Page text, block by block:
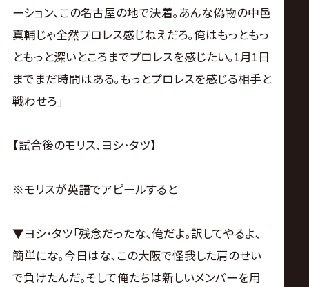
ーション､この名古屋の地で決着｡あんな偽物の中邑
真輔じゃ全然プロレス感じねえだろ｡俺はもっともっ
ともっと深いところまでプロレスを感じたい｡1月1日
までまだ時間はある｡もっとプロレスを感じる相手と
戦わせろ｣
【試合後のモリス､ヨシ･タツ】
※モリスが英語でアピールすると
▼ヨシ･タツ｢残念だったな､俺だよ｡訳してやるよ､
簡単にな｡今日はな､この大阪で怪我した肩のせい
で負けたんだ｡そして俺たちは新しいメンバーを用